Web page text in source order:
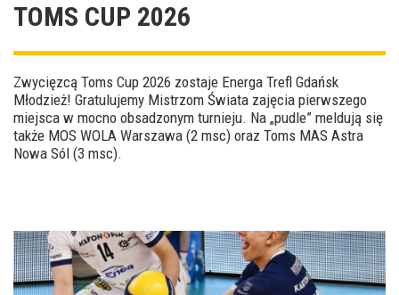
TOMS CUP 2026
Zwycięzcą Toms Cup 2026 zostaje Energa Trefl Gdańsk
Młodzież! Gratulujemy Mistrzom Świata zajęcia pierwszego
miejsca w mocno obsadzonym turnieju. Na „pudle” meldują się
także MOS WOLA Warszawa (2 msc) oraz Toms MAS Astra
Nowa Sól (3 msc).